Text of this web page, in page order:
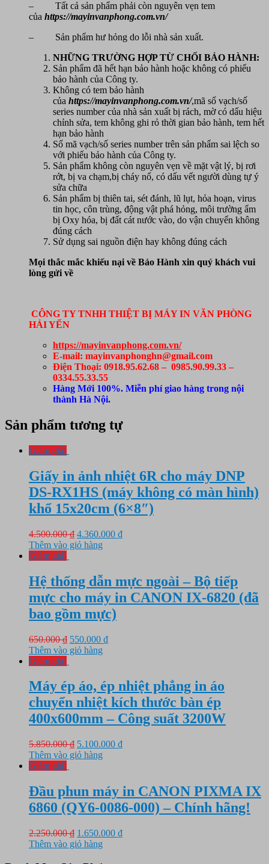
– Tất cả sản phẩm phải còn nguyên vẹn tem
của https://mayinvanphong.com.vn/
– Sản phẩm hư hỏng do lỗi nhà sản xuất.
NHỮNG TRƯỜNG HỢP TỪ CHỐI BẢO HÀNH:
Sản phẩm đã hết hạn bảo hành hoặc không có phiếu
bảo hành của Công ty.
Không có tem bảo hành
của https://mayinvanphong.com.vn/,mã số vạch/số
series number của nhà sản xuất bị rách, mờ có dấu hiệu
chỉnh sửa, tem không ghi rỏ thời gian bảo hành, tem hết
hạn bảo hành
Số mã vạch/số series number trên sản phẩm sai lệch so
với phiếu bảo hành của Công ty.
Sản phẩm không còn nguyên vẹn về mặt vật lý, bị rơi
rớt, bị va chạm,bị cháy nổ, có dấu vết người dùng tự ý
sửa chữa
Sản phẩm bị thiên tai, sét đánh, lũ lụt, hỏa hoạn, virus
tin học, côn trùng, động vật phá hỏng, môi trường ẩm
bị Oxy hóa, bị đất cát nước vào, do vận chuyển không
đúng cách
Sử dụng sai nguồn điện hay không đúng cách
Mọi thắc mắc khiếu nại về Bảo Hành xin quý khách vui
lòng gửi về
CÔNG TY TNHH THIỆT BỊ MÁY IN VĂN PHÒNG
HẢI YẾN
https://mayinvanphong.com.vn/
E-mail: mayinvanphonghn@gmail.com
Điện Thoại: 0918.95.62.68 – 0985.90.99.33 –
0334.55.33.55
Hàng Mới 100%. Miễn phí giao hàng trong nội
thành Hà Nội.
Sản phẩm tương tự
Giảm giá!
Giấy in ảnh nhiệt 6R cho máy DNP
DS-RX1HS (máy không có màn hình)
khổ 15x20cm (6×8″)
4.500.000₫ Giá
gốc
4.360.000 ₫Giá
4.360.000 ₫.
Thêm vào giỏ hàng
Giảm giá!
Hệ thống dẫn mực ngoài – Bộ tiếp
mực cho máy in CANON IX-6820 (đã
bao gồm mực)
650.000₫ Giá
gốc
550.000 ₫Giá
550.000 ₫.
Thêm vào giỏ hàng
Giảm giá!
Máy ép áo, ép nhiệt phẳng in áo
chuyển nhiệt kích thước bàn ép
400x600mm – Công suất 3200W
5.850.000₫ Giá
gốc
5.100.000 ₫Giá
5.100.000 ₫.
Thêm vào giỏ hàng
Giảm giá!
Đầu phun máy in CANON PIXMA IX
6860 (QY6-0086-000) – Chính hãng!
2.250.000₫ Giá
gốc
1.650.000 ₫Giá
Thêm vào giỏ hàng